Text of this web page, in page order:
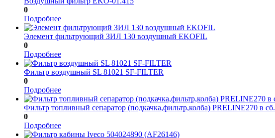
0
Подробнее
Элемент фильтрующий ЗИЛ 130 воздушный EKOFIL
0
Подробнее
Фильтр воздушный SL 81021 SF-FILTER
0
Подробнее
Фильтр топливный сепаратор (подкачка,фильтр,колба) PRELINE270 в сб.
0
Подробнее